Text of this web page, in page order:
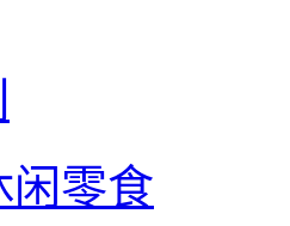
闲零食